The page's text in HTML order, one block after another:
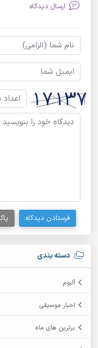
دسته بندی
آلبوم
اخبار موسیقی
برترین های ماه
ارسال دیدگاه
فرستادن دیدگاه